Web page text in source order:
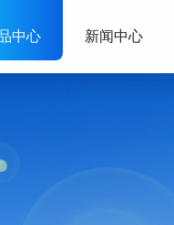
中心 新闻中心